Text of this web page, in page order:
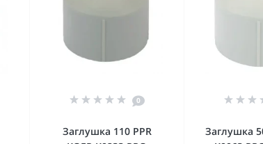
0
Заглушка 110 PPR
Заглушка